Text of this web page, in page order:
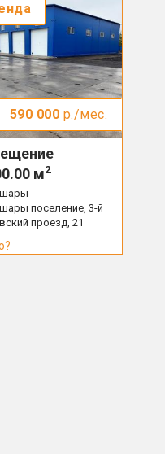
590 000 р./мес.
м2
поселение, 3-й
проезд, 21